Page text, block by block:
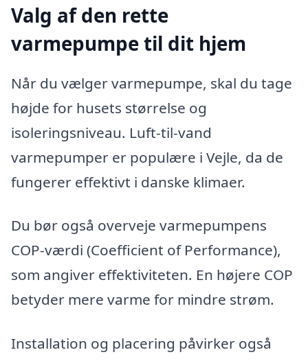
Valg af den rette
varmepumpe til dit hjem
Når du vælger varmepumpe, skal du tage
højde for husets størrelse og
isoleringsniveau. Luft-til-vand
varmepumper er populære i Vejle, da de
fungerer effektivt i danske klimaer.
Du bør også overveje varmepumpens
COP-værdi (Coefficient of Performance),
som angiver effektiviteten. En højere COP
betyder mere varme for mindre strøm.
Installation og placering påvirker også